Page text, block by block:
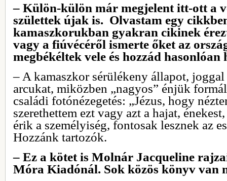
– Külön-külön már megjelent itt-ott a
születtek újak is. Olvastam egy
kamaszkorukban gyakran cikinek
vagy a fiúvécéről ismerte őket az
megbékéltek vele és hozzád
– A kamaszkor sérülékeny állapot,
arcukat, miközben „nagyos” énjük
családi fotónézegetés: „Jézus, hogy
szerethettem ezt vagy azt a hajat,
érik a személyiség, fontosak lesznek az
Hozzánk tartozók.
– Ez a kötet is Molnár Jacqueline
Móra Kiadónál. Sok közös könyv van